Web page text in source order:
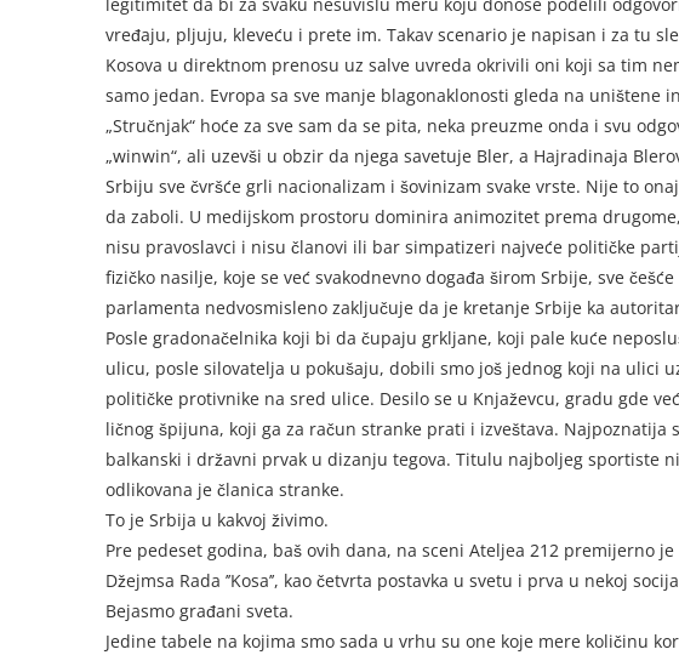
legitimitet da bi za svaku nesuvislu meru koju donose podelili
vređaju, pljuju, kleveću i prete im. Takav scenario je napisan i za tu
Kosova u direktnom prenosu uz salve uvreda okrivili oni koji sa tim
samo jedan. Evropa sa sve manje blagonaklonosti gleda na uništene
„Stručnjak“ hoće za sve sam da se pita, neka preuzme onda i svu
„winwin“, ali uzevši u obzir da njega savetuje Bler, a Hajradinaja
Srbiju sve čvršće grli nacionalizam i šovinizam svake vrste. Nije to
da zaboli. U medijskom prostoru dominira animozitet prema
nisu pravoslavci i nisu članovi ili bar simpatizeri najveće političke
fizičko nasilje, koje se već svakodnevno događa širom Srbije, sve
parlamenta nedvosmisleno zaključuje da je kretanje Srbije ka
Posle gradonačelnika koji bi da čupaju grkljane, koji pale kuće
ulicu, posle silovatelja u pokušaju, dobili smo još jednog koji na ulici
političke protivnike na sred ulice. Desilo se u Knjaževcu, gradu gde
ličnog špijuna, koji ga za račun stranke prati i izveštava. Najpoznatija
balkanski i državni prvak u dizanju tegova. Titulu najboljeg sportiste
odlikovana je članica stranke.
To je Srbija u kakvoj živimo.
Pre pedeset godina, baš ovih dana, na sceni Ateljea 212 premijerno
Džejmsa Rada ’’Kosa’’, kao četvrta postavka u svetu i prva u nekoj
Bejasmo građani sveta.
Jedine tabele na kojima smo sada u vrhu su one koje mere količinu